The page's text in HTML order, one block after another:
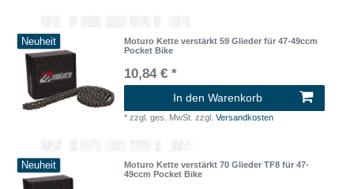
Neuheit
Moturo Kette verstärkt 59 Glieder für 47-49ccm
Pocket Bike
10,84 € *
In den Warenkorb
*zzgl. ges. MwSt. zzgl.Versandkosten
Neuheit
Moturo Kette verstärkt 70 Glieder TF8 für 47-
49ccm Pocket Bike